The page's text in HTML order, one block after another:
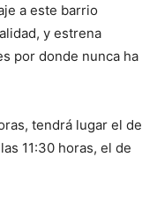
a este barrio
y estrena
por donde nunca ha
tendrá lugar el de
11:30 horas, el de